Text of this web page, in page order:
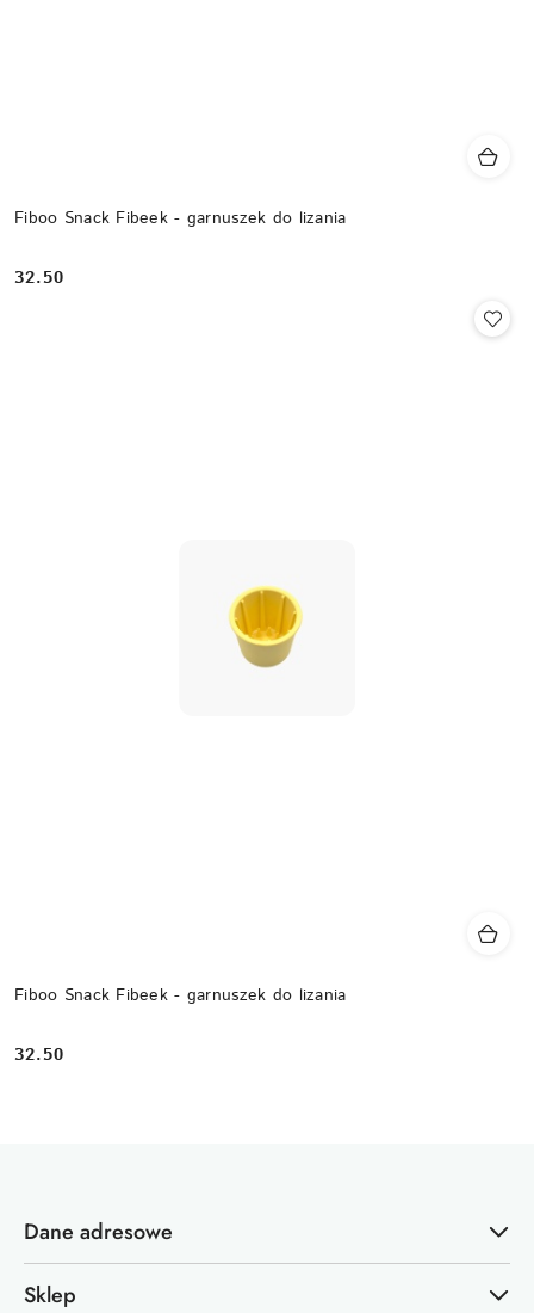
Fiboo Snack Fibeek - garnuszek do lizania
Cena:
32.50
Fiboo Snack Fibeek - garnuszek do lizania
Cena:
32.50
Dane adresowe
Sklep